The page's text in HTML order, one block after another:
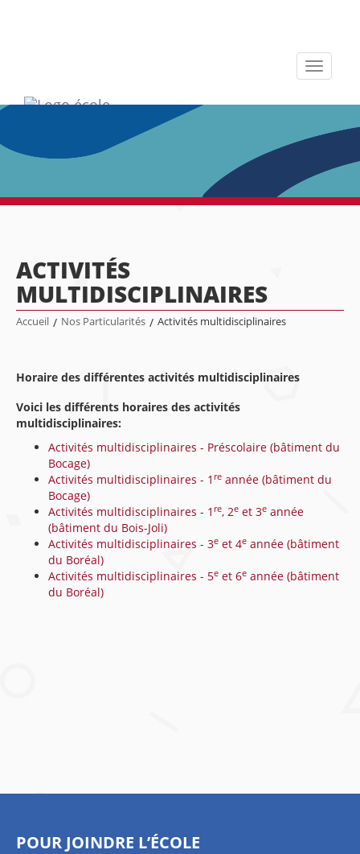
Toggle
ACTIVITÉS
MULTIDISCIPLINAIRES
Accueil / Nos Particularités / Activités multidisciplinaires
Horaire des différentes activités multidisciplinaires
Voici les différents horaires des activités
multidisciplinaires:
Activités multidisciplinaires - Préscolaire (bâtiment du
Bocage)
Activités multidisciplinaires - 1 re année (bâtiment du
Bocage)
Activités multidisciplinaires - 1 re, 2e et 3e année
(bâtiment du Bois-Joli)
Activités multidisciplinaires - 3e et 4e année (bâtiment
du Boréal)
Activités multidisciplinaires - 5e et 6e année (bâtiment
du Boréal)
POUR JOINDRE L’ÉCOLE